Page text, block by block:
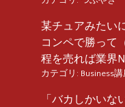
某チュアみたい
コンペで勝って
程を売れば業界
カテゴリ: Business講
「バカしかいな